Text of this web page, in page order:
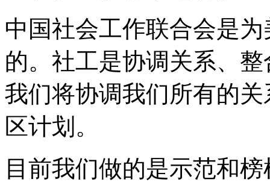
中国社会工作联合会是
的。社工是协调关系、
我们将协调我们所有的
区计划。
目前我们做的是示范和